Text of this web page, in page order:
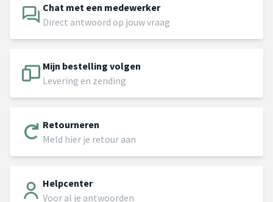
Chat met een medewerker
Direct antwoord op jouw vraag
Mijn bestelling volgen
Levering en zending
Retourneren
Meld hier je retour aan
Helpcenter
Voor al je antwoorden